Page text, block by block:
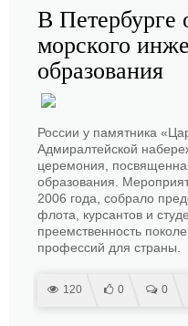
В Петербурге
морского
образования
России у памятника
Адмиралтейской
церемония,
образования.
2006 года, собрало
флота, курсантов и
преемственность
профессий для страны.
120 0 0